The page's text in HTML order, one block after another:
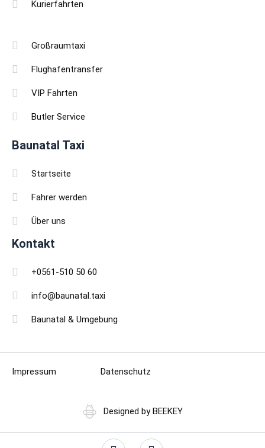
Kurierfahrten
Großraumtaxi
Flughafentransfer
VIP Fahrten
Butler Service
Baunatal Taxi
Startseite
Fahrer werden
Über uns
Kontakt
+0561-510 50 60
info@baunatal.taxi
Baunatal & Umgebung
Impressum Datenschutz
Designed by BEEKEY
F I